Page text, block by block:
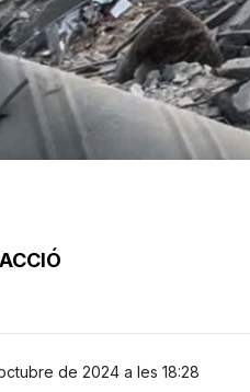
de 2024 a les 18:28